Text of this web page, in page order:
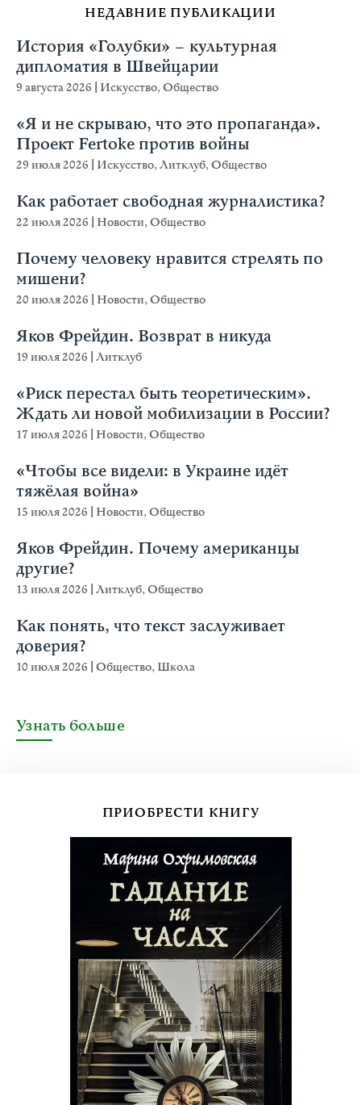
НЕДАВНИЕ ПУБЛИКАЦИИ
История «Голубки» – культурная
дипломатия в Швейцарии
9 августа 2026 Искусство,Общество
«Я и не скрываю, что это пропаганда».
Проект Fertoke против войны
29 июля 2026 Искусство,Литклуб,Общество
Как работает свободная журналистика?
22 июля 2026 Новости,Общество
Почему человеку нравится стрелять по
мишени?
20 июля 2026 Новости,Общество
Яков Фрейдин. Возврат в никуда
19 июля 2026 Литклуб
«Риск перестал быть теоретическим».
Ждать ли новой мобилизации в России?
17 июля 2026 Новости,Общество
«Чтобы все видели: в Украине идёт
тяжёлая война»
15 июля 2026 Новости,Общество
Яков Фрейдин. Почему американцы
другие?
13 июля 2026 Литклуб,Общество
Как понять, что текст заслуживает
доверия?
10 июля 2026 Общество, Школа
Узнать больше
ПРИОБРЕСТИ КНИГУ